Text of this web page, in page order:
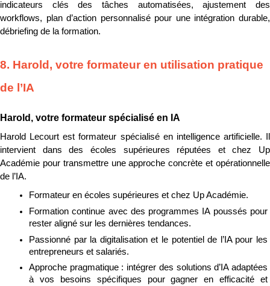
indicateurs clés des tâches automatisées, ajustement des
workflows, plan d’action personnalisé pour une intégration durable,
débriefing de la formation.
8. Harold, votre formateur en utilisation pratique
de l’IA
Harold, votre formateur spécialisé en IA
Harold Lecourt est formateur spécialisé en intelligence artificielle. Il
intervient dans des écoles supérieures réputées et chez Up
Académie pour transmettre une approche concrète et opérationnelle
de l’IA.
Formateur en écoles supérieures et chez Up Académie.
Formation continue avec des programmes IA poussés pour
rester aligné sur les dernières tendances.
Passionné par la digitalisation et le potentiel de l’IA pour les
entrepreneurs et salariés.
Approche pragmatique : intégrer des solutions d’IA adaptées
à vos besoins spécifiques pour gagner en efficacité et